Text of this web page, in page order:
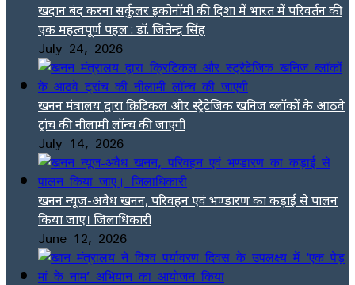
खदान बंद करना सर्कुलर इकोनॉमी की दिशा में भारत में परिवर्तन की
एक महत्वपूर्ण पहल : डॉ. जितेन्द्र सिंह
July 24, 2026
खनन मंत्रालय द्वारा क्रिटिकल और स्ट्रैटेजिक खनिज ब्लॉकों के आठवे
ट्रांच की नीलामी लॉन्च की जाएगी
July 14, 2026
खनन न्यूज-अवैध खनन, परिवहन एवं भण्डारण का कड़ाई से पालन
किया जाए। जिलाधिकारी
June 12, 2026